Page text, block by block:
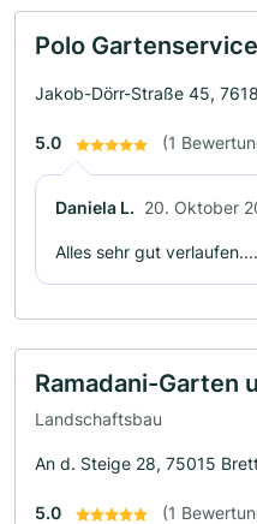
Polo
Jakob-Dörr-Straße 45,
5.0 (1
Daniela L. 20. Oktober
Alles sehr gut
Ramadani-Garten
Landschaftsbau
An d. Steige 28, 75015
5.0 (1